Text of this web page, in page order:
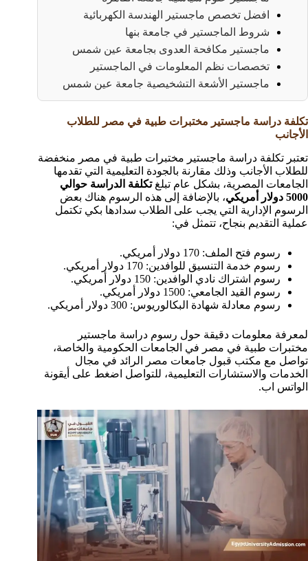
افضل تخصص ماجستير الهندسة الكهربائية
شروط الماجستير في جامعة بنها
ماجستير مكافحة العدوى بجامعة عين شمس
تخصصات نظم المعلومات في الماجستير
ماجستير الأشعة التشخيصية جامعة عين شمس
تكلفة دراسة ماجستير مختبرات طبية في مصر للطلاب
الأجانب
تعتبر تكلفة دراسة ماجستير مختبرات طبية في مصر منخفضة
للطلاب الأجانب وذلك مقارنة بالجودة التعليمية التي تقدمها
الجامعات المصرية، بشكل عام تبلغتكلفة الدراسة حوالي
5000 دولار أمريكي
، بالإضافة إلى هذه الرسوم هناك بعض
الرسوم الإدارية التي يجب على الطلاب سدادها بكي تكتمل
عملية التقديم بنجاح، تتمثل في:
رسوم فتح الملف: 170 دولار أمريكي.
رسوم خدمة التنسيق للوافدين: 170 دولار أمريكي.
رسوم اشتراك نادي الوافدين: 150 دولار أمريكي.
رسوم القيد الجامعي: 1500 دولار أمريكي.
رسوم معادلة شهادة البكالوريوس: 300 دولار أمريكي.
لمعرفة معلومات دقيقة حول رسوم دراسة ماجستير
مختبرات طبية في مصر في الجامعات الحكومية والخاصة،
تواصل مع مكتب قبول جامعات مصر الرائد في مجال
الخدمات والاستشارات التعليمية، للتواصل اضغط على أيقونة
الواتس اب.